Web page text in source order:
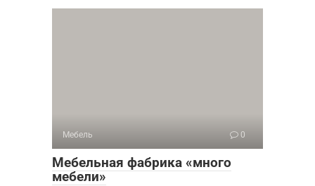
Мебель 0
Мебельная фабрика «много
мебели»